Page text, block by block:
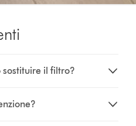
sostituire il filtro?